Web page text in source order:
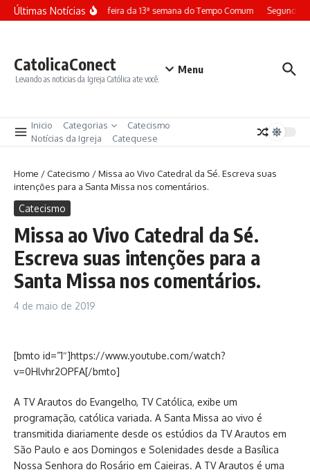
Ir para o conteúdo
Últimas NotíciasTerça-feira da 13ª semana do Tempo Comum Segunda-
CatolicaConect
Levando as noticias da Igreja Católica ate você.
Menu
Inicio Categorias
Catecismo
Notícias da Igreja
Catequese
Home /Catecismo /Missa ao Vivo Catedral da Sé. Escreva suas
intenções para a Santa Missa nos comentários.
Catecismo
Missa ao Vivo Catedral da Sé.
Escreva suas intenções para a
Santa Missa nos comentários.
4 de maio de 2019
[bmto id=”1″]https://www.youtube.com/watch?
v=0Hlvhr2OPFA[/bmto]
A TV Arautos do Evangelho, TV Católica, exibe um
programação, católica variada. A Santa Missa ao vivo é
transmitida diariamente desde os estúdios da TV Arautos em
São Paulo e aos Domingos e Solenidades desde a Basílica
Nossa Senhora do Rosário em Caieiras. A TV Arautos é uma